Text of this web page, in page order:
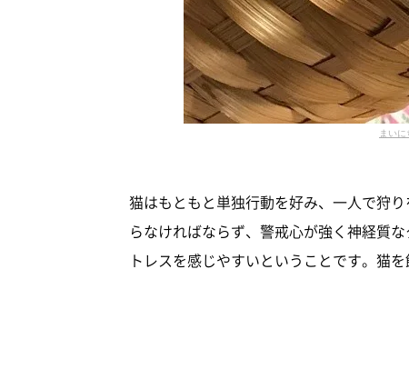
まい
猫はもともと単独行動を好み、一人で狩
らなければならず、警戒心が強く神経質
トレスを感じやすいということです。猫